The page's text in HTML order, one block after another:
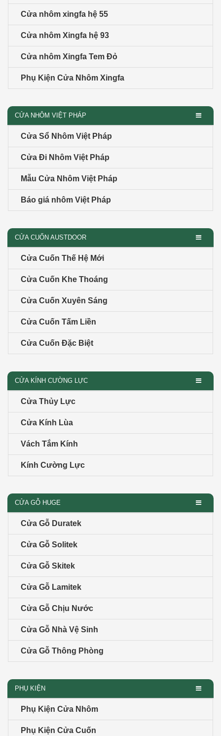
Cửa nhôm xingfa hệ 55
Cửa nhôm Xingfa hệ 93
Cửa nhôm Xingfa Tem Đỏ
Phụ Kiện Cửa Nhôm Xingfa
CỬA NHÔM VIỆT PHÁP
Cửa Sổ Nhôm Việt Pháp
Cửa Đi Nhôm Việt Pháp
Mẫu Cửa Nhôm Việt Pháp
Báo giá nhôm Việt Pháp
CỬA CUỐN AUSTDOOR
Cửa Cuốn Thế Hệ Mới
Cửa Cuốn Khe Thoáng
Cửa Cuốn Xuyên Sáng
Cửa Cuốn Tấm Liền
Cửa Cuốn Đặc Biệt
CỬA KÍNH CƯỜNG LỰC
Cửa Thủy Lực
Cửa Kính Lùa
Vách Tắm Kính
Kính Cường Lực
CỬA GỖ HUGE
Cửa Gỗ Duratek
Cửa Gỗ Solitek
Cửa Gỗ Skitek
Cửa Gỗ Lamitek
Cửa Gỗ Chịu Nước
Cửa Gỗ Nhà Vệ Sinh
Cửa Gỗ Thông Phòng
PHỤ KIỆN
Phụ Kiện Cửa Nhôm
Phụ Kiện Cửa Cuốn